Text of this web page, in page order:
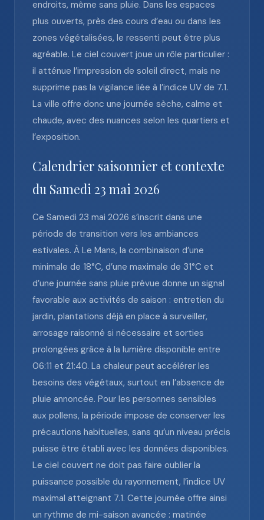
endroits, même sans pluie. Dans les espaces
plus ouverts, près des cours d’eau ou dans les
zones végétalisées, le ressenti peut être plus
agréable. Le ciel couvert joue un rôle particulier :
il atténue l’impression de soleil direct, mais ne
supprime pas la vigilance liée à l’indice UV de 7.1.
La ville offre donc une journée sèche, calme et
chaude, avec des nuances selon les quartiers et
l’exposition.
Calendrier saisonnier et contexte
du Samedi 23 mai 2026
Ce Samedi 23 mai 2026 s’inscrit dans une
période de transition vers les ambiances
estivales. À Le Mans, la combinaison d’une
minimale de 18°C, d’une maximale de 31°C et
d’une journée sans pluie prévue donne un signal
favorable aux activités de saison : entretien du
jardin, plantations déjà en place à surveiller,
arrosage raisonné si nécessaire et sorties
prolongées grâce à la lumière disponible entre
06:11 et 21:40. La chaleur peut accélérer les
besoins des végétaux, surtout en l’absence de
pluie annoncée. Pour les personnes sensibles
aux pollens, la période impose de conserver les
précautions habituelles, sans qu’un niveau précis
puisse être établi avec les données disponibles.
Le ciel couvert ne doit pas faire oublier la
puissance possible du rayonnement, l’indice UV
maximal atteignant 7.1. Cette journée offre ainsi
un rythme de mi-saison avancée : matinée